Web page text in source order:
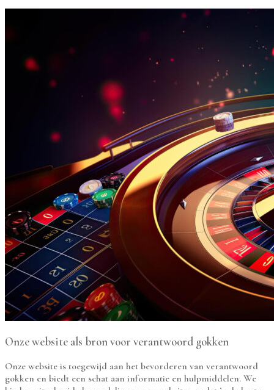
Onze website als bron voor verantwoord gokken
Onze website is toegewijd aan het bevorderen van verantwoord
gokken en biedt een schat aan informatie en hulpmiddelen. We